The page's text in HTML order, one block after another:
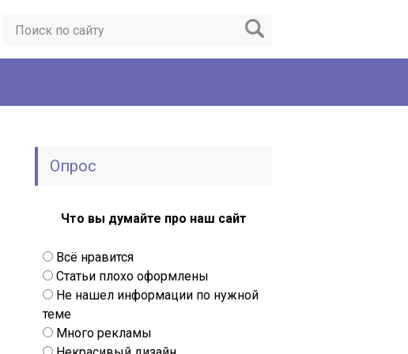
Опрос
Что вы думайте про наш сайт
Всё нравится
Статьи плохо оформлены
Не нашел информации по нужной
теме
Много рекламы